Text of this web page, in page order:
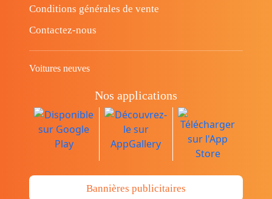
Conditions générales de vente
Contactez-nous
Voitures neuves
Nos applications
Bannières publicitaires